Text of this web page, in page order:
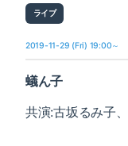
ライブ
2019-11-29 (Fri) 19:00～
蟻ん子
共演:古坂るみ子